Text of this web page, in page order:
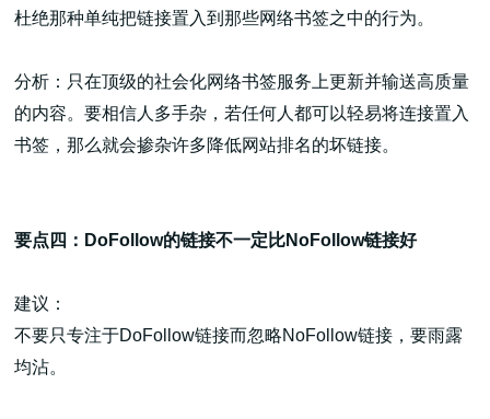
杜绝那种单纯把链接置入到那些网络书签之中的行为。
分析：只在顶级的社会化网络书签服务上更新并输送高质量
的内容。要相信人多手杂，若任何人都可以轻易将连接置入
书签，那么就会掺杂许多降低网站排名的坏链接。
要点四：DoFollow的链接不一定比NoFollow链接好
建议：
不要只专注于DoFollow链接而忽略NoFollow链接，要雨露
均沾。